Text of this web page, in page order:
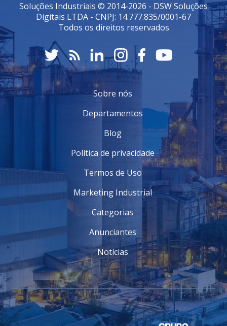
Soluções Industriais © 2014-2026 - DSW Soluções
Digitais LTDA - CNPJ: 14.777.835/0001-67
Todos os direitos reservados
Sobre nós
Departamentos
Blog
Política de privacidade
Termos de Uso
Marketing Industrial
Categorias
Anunciantes
Notícias